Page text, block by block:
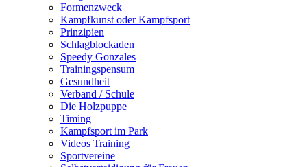
Formenzweck
Kampfkunst oder Kampfsport
Prinzipien
Schlagblockaden
Speedy Gonzales
Trainingspensum
Gesundheit
Verband / Schule
Die Holzpuppe
Timing
Kampfsport im Park
Videos Training
Sportvereine